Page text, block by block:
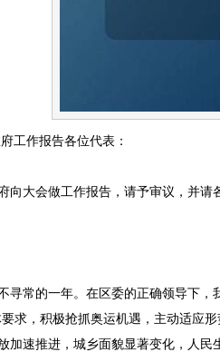
工作报告各位代表：
向大会做工作报告，请予审议，并请
寻常的一年。在区委的正确领导下
求，积极抢抓奥运机遇，主动适应
加速推进，城乡面貌显著变化，人